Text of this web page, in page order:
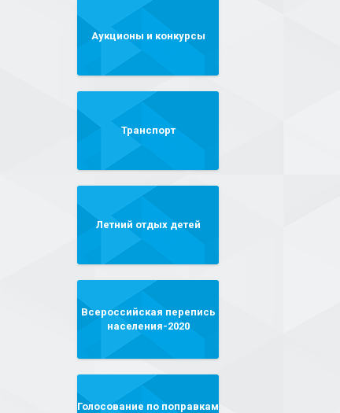
Аукционы и конкурсы
Транспорт
Летний отдых детей
Всероссийская перепись
населения-2020
Голосование по поправкам